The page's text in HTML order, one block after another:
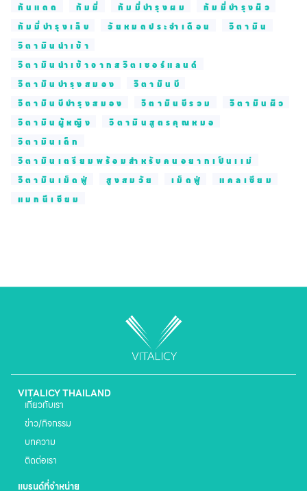
กันแดด
กัมมี่ กัมมี่บำรุงผม
กัมมี่บำรุงผิว
กัมมี่บำรุงเล็บ
วัยหมดประจำเดือน
วิตามิน
วิตามินนำเข้า
วิตามินนำเข้าจากสวิตเซอร์แลนด์
วิตามินบำรุงสมอง
วิตามินบี
วิตามินบีบำรุงสมอง
วิตามินบีรวม
วิตามินผิว
วิตามินผู้หญิง
วิตามินสูตรคุณหมอ
วิตามินเด็ก
วิตามินเตรียมพร้อมสำหรับคนอยากเป็นเเม่
วิตามินเม็ดฟู่
สูงสมวัย เม็ดฟู่
แคลเซียม
แมกนีเซียม
VITALICY THAILAND
เกี่ยวกับเรา
ข่าว/กิจกรรม
บทความ
ติดต่อเรา
แบรนด์ที่จำหน่าย